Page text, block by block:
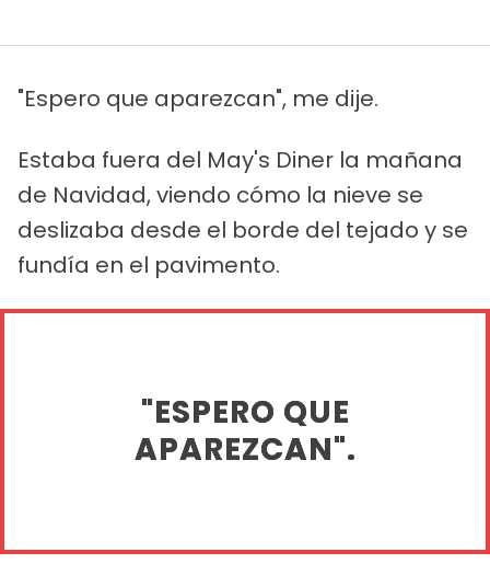
"Espero que aparezcan", me dije.
Estaba fuera del May's Diner la mañana
de Navidad, viendo cómo la nieve se
deslizaba desde el borde del tejado y se
fundía en el pavimento.
"ESPERO QUE
APAREZCAN".